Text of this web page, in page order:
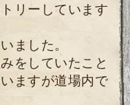
リーしています
ました。
をしていたこと
ますが道場内で